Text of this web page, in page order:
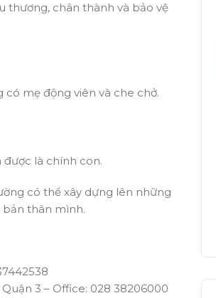
thương, chân thành và bảo vệ
mẹ động viên và che chở.
được là chính con.
có thể xây dựng lên những
bản thân mình.
3 – Office: 028 38206000